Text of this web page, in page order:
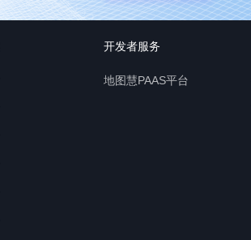
开发者服务
地图慧PAAS平台